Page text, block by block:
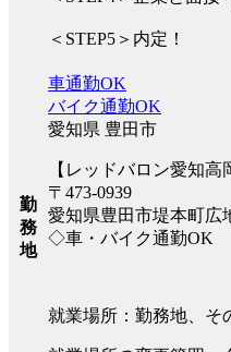
＜STEP5＞内定！
勤
務
地
車通勤OK
バイク通勤OK
愛知県 豊田市
【レッドバロン愛知高
〒473-0939
愛知県豊田市堤本町広
◇車・バイク通勤OK
就業場所：勤務地、そ